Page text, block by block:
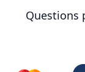
Questions